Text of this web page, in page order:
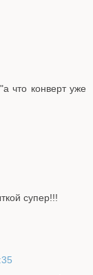
что конверт уже
супер!!!